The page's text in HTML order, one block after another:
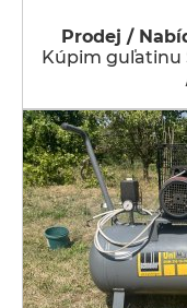
Prodej /
Kúpim guľatinu